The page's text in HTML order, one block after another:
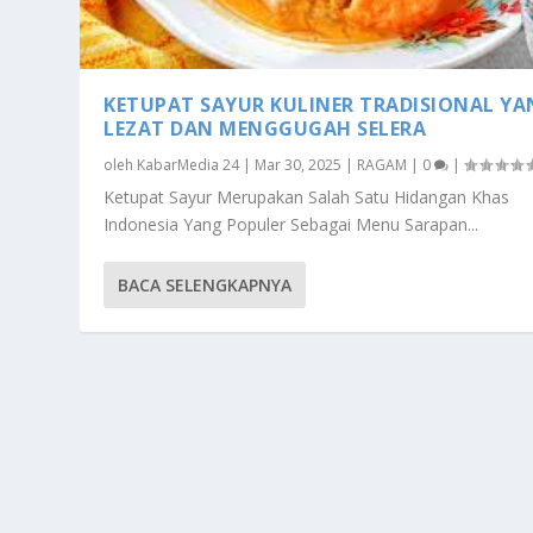
KETUPAT SAYUR KULINER TRADISIONAL
LEZAT DAN MENGGUGAH SELERA
oleh KabarMedia 24| Mar 30, 2025 | RAGAM | 0 |
Ketupat Sayur Merupakan Salah Satu Hidangan Khas
Indonesia Yang Populer Sebagai Menu Sarapan...
BACA SELENGKAPNYA